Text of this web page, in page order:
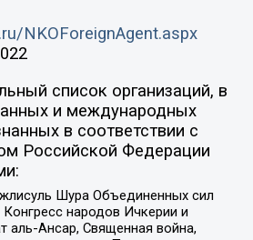
NKOForeignAgent.aspx
список организаций, в
и международных
в соответствии с
Российской Федерации
Шура Объединенных сил
народов Ичкерии и
аль-Ансар, Священная война,